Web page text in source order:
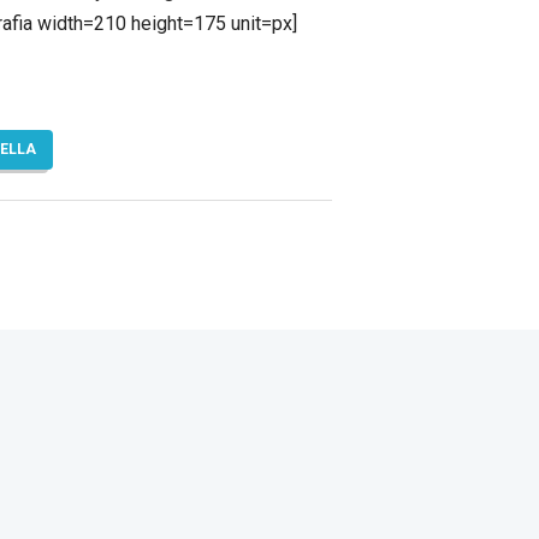
width=210 height=175 unit=px]